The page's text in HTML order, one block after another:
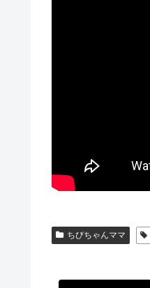
ちびちゃんママ